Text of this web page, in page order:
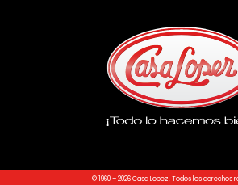
© 1960 – 2026 Casa Lopez. Todos los derechos